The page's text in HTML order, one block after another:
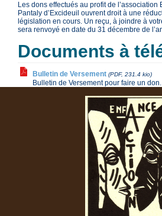
Les dons effectués au profit de l’association
Pantaly d’Excideuil ouvrent droit à une
législation en cours. Un reçu, à joindre à
sera renvoyé en date du 31 décembre de
Documents à
Bulletin de Versement (PDF, 231.4 kio)
Bulletin de Versement pour faire un don.